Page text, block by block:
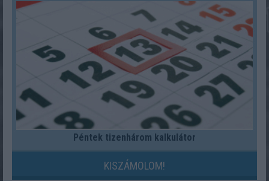
Péntek tizenhárom kalkulátor
KISZÁMOLOM!